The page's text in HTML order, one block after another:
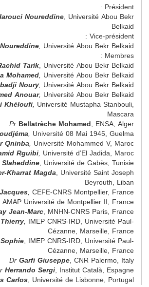
Président :
Noureddine, Université Abou Bekr
Belkaid
Vice-président :
, Université Abou Bekr Belkaid
Membres :
Tarik, Université Abou Bekr Belkaid
Mohamed, Université Abou Bekr Belkaid
Noury, Université Abou Bekr Belkaid
Anouar, Université Abou Bekr Belkaid
Khéloufi, Université Mustapha Stanbouli,
Mascara
Pr Bellatrèche Mohamed, ENSA, Alger
, Université 08 Mai 1945, Guelma
Qninba, Université Mohammed V, Maroc
Rguibi, Université d’El Jadida, Maroc
, Université de Gabès, Tunisie
Kharrat Magda, Université Saint Joseph
Beyrouth, Liban
, CEFE-CNRS Montpellier, France
AMAP Université de Montpellier II, France
Jean-Marc, MNHN-CNRS Paris, France
, IMEP CNRS-IRD, Université Paul-
Cézanne, Marseille, France
, IMEP CNRS-IRD, Université Paul-
Cézanne, Marseille, France
DrGarfi Giuseppe, CNR Palermo, Italy
Herrando Sergi, Institut Català, Espagne
Carlos, Université de Lisbonne, Portugal